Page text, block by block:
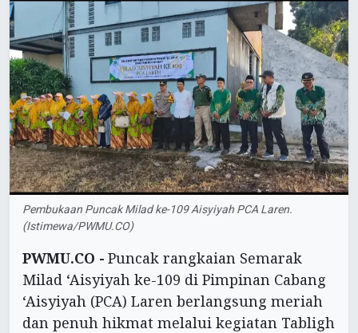
Pembukaan Puncak Milad ke-109 Aisyiyah PCA Laren.
(Istimewa/PWMU.CO)
PWMU.CO - Puncak rangkaian Semarak
Milad ‘Aisyiyah ke-109 di Pimpinan Cabang
‘Aisyiyah (PCA) Laren berlangsung meriah
dan penuh hikmat melalui kegiatan Tabligh